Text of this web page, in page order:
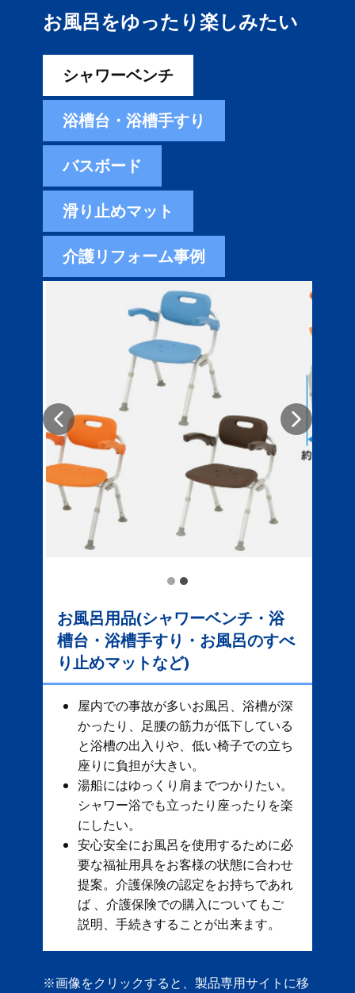
お風呂をゆったり楽しみ​たい
シャワーベンチ
浴槽台・浴槽手すり
バスボード
滑り止めマット
介護リフォーム事例
お風呂用品(シャワーベンチ・浴
槽台・浴槽手すり・お風呂のすべ
り止めマットなど)
屋内での事故が多いお風呂、​ 浴槽が深
かったり、足腰の筋力が低下している
と浴槽の出入りや、低い椅子での立ち
座りに負担が大きい。
湯船にはゆっくり肩までつかりたい。
シャワー浴でも立ったり座ったりを楽
にしたい。
安心安全にお風呂を使用するために必
要な福祉用具をお客様の状態に合わせ
提案。 ​ 介護保険の認定をお持ちであれ
ば 、介護保険での購入についてもご
説明、手続きすることが出来ます。
※画像をクリックすると、製品専用サイトに移